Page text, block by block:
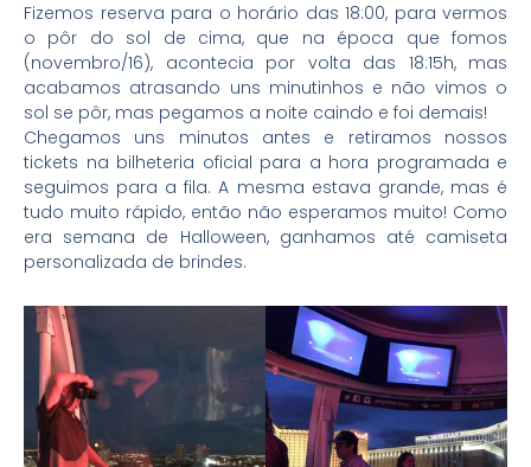
Fizemos reserva para o horário das 18:00, para vermos
o pôr do sol de cima, que na época que fomos
(novembro/16), acontecia por volta das 18:15h, mas
acabamos atrasando uns minutinhos e não vimos o
sol se pôr, mas pegamos a noite caindo e foi demais!
Chegamos uns minutos antes e retiramos nossos
tickets na bilheteria oficial para a hora programada e
seguimos para a fila. A mesma estava grande, mas é
tudo muito rápido, então não esperamos muito! Como
era semana de Halloween, ganhamos até camiseta
personalizada de brindes.